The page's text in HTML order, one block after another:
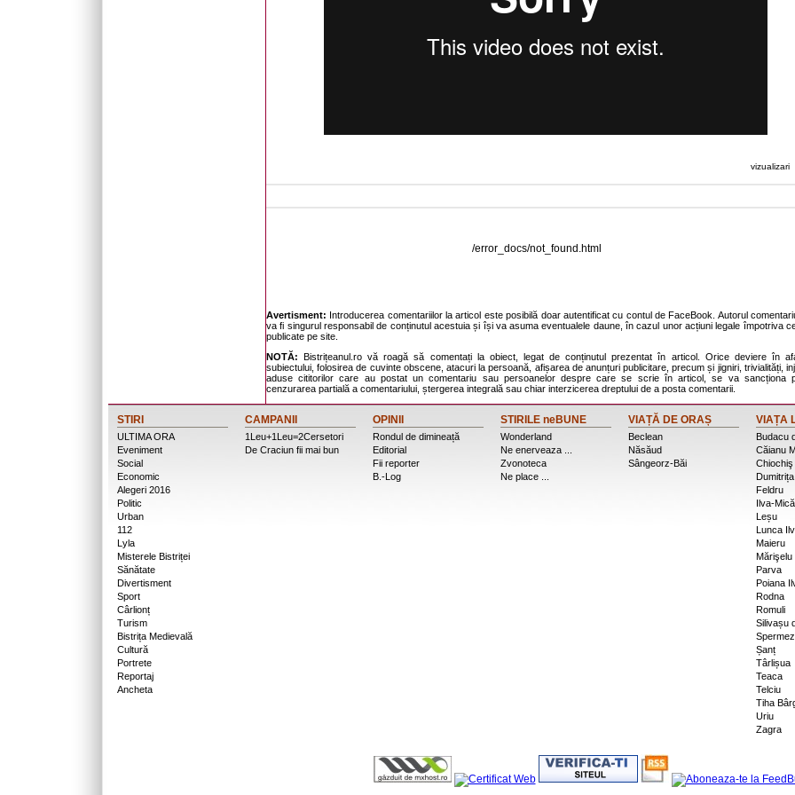
vizualizari
/error_docs/not_found.html
Avertisment: Introducerea comentariilor la articol este posibilă doar autentificat cu contul de FaceBook. Autorul
va fi singurul responsabil de conținutul acestuia și își va asuma eventualele daune, în cazul unor acțiuni legale împotriva
publicate pe site.
NOTĂ:Bistrițeanul.ro vă roagă să comentați la obiect, legat de conținutul prezentat în articol. Orice deviere în
subiectului, folosirea de cuvinte obscene, atacuri la persoană, afișarea de anunțuri publicitare, precum și jigniri, trivialități,
aduse cititorilor care au postat un comentariu sau persoanelor despre care se scrie în articol, se va sancționa
cenzurarea partială a comentariului, ștergerea integrală sau chiar interzicerea dreptului de a posta comentarii.
STIRI
ULTIMA ORA
Eveniment
Social
Economic
Alegeri 2016
Politic
Urban
112
Lyla
Misterele Bistriței
Sănătate
Divertisment
Sport
Cârlionț
Turism
Bistrița Medievală
Cultură
Portrete
Reportaj
Ancheta
CAMPANII
1Leu+1Leu=2Cersetori
De Craciun fii mai bun
OPINII
Rondul de dimineață
Editorial
Fii reporter
B.-Log
STIRILE neBUNE
Wonderland
Ne enerveaza ...
Zvonoteca
Ne place ...
VIAȚĂ DE ORAȘ
Beclean
Năsăud
Sângeorz-Băi
VIAȚA
Budacu
Căianu
Chiochiş
Dumitrița
Feldru
Ilva-Mică
Leșu
Lunca
Maieru
Mărişelu
Parva
Poiana
Rodna
Romuli
Silivașu
Șanț
Târlișua
Teaca
Telciu
Tiha
Uriu
Zagra